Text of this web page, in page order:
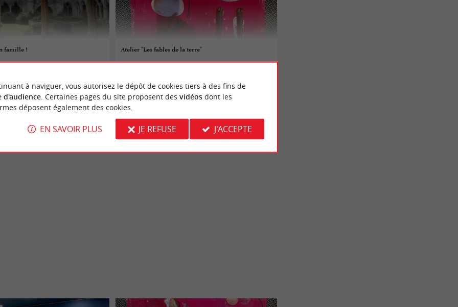
famille !
Bains
Atelier "Les fables de la terre"
Andernos-les-Bains
à naviguer, vous autorisez le dépôt de cookies tiers à des fins de
d'audience. Certaines pages du site proposent des vidéosdont les
déposent également des cookies.
EN SAVOIR PLUS JE REFUSE J'ACCEPTE